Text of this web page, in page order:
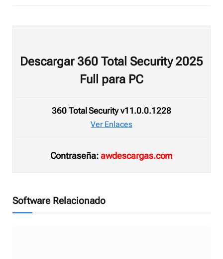
Descargar 360 Total Security 2025
Full para PC
360 Total Security v11.0.0.1228
Ver Enlaces
Contraseña:awdescargas.com
Software Relacionado